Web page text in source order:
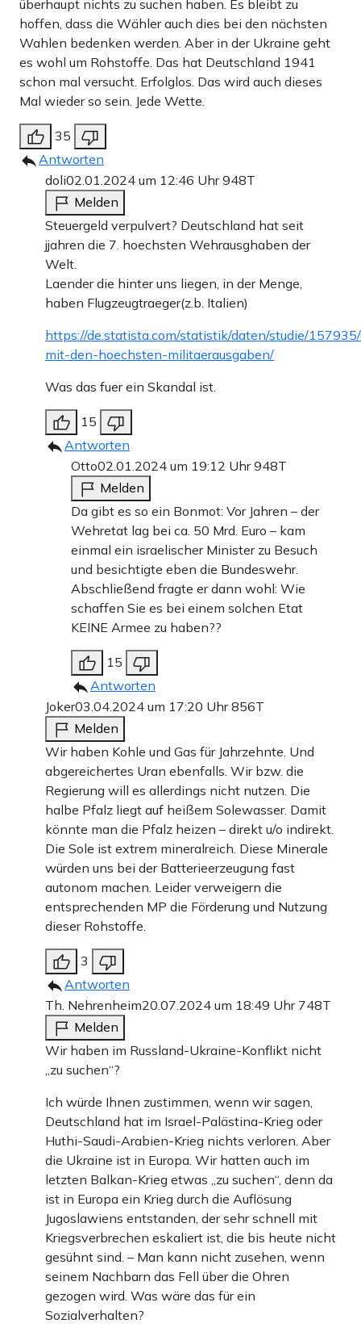
überhaupt nichts zu suchen haben. Es bleibt zu
hoffen, dass die Wähler auch dies bei den nächsten
Wahlen bedenken werden. Aber in der Ukraine geht
es wohl um Rohstoffe. Das hat Deutschland 1941
schon mal versucht. Erfolglos. Das wird auch dieses
Mal wieder so sein. Jede Wette.
35
Antworten
doli02.01.2024 um 12:46 Uhr948T
Melden
Steuergeld verpulvert? Deutschland hat seit
jjahren die 7. hoechsten Wehrausghaben der
Welt.
Laender die hinter uns liegen, in der Menge,
haben Flugzeugtraeger(z.b. Italien)
https://de.statista.com/statistik/daten/studie/
mit-den-hoechsten-militaerausgaben/
Was das fuer ein Skandal ist.
15
Antworten
Otto02.01.2024 um 19:12 Uhr948T
Melden
Da gibt es so ein Bonmot: Vor Jahren – der
Wehretat lag bei ca. 50 Mrd. Euro – kam
einmal ein israelischer Minister zu Besuch
und besichtigte eben die Bundeswehr.
Abschließend fragte er dann wohl: Wie
schaffen Sie es bei einem solchen Etat
KEINE Armee zu haben??
15
Antworten
Joker03.04.2024 um 17:20 Uhr856T
Melden
Wir haben Kohle und Gas für Jahrzehnte. Und
abgereichertes Uran ebenfalls. Wir bzw. die
Regierung will es allerdings nicht nutzen. Die
halbe Pfalz liegt auf heißem Solewasser. Damit
könnte man die Pfalz heizen – direkt u/o indirekt.
Die Sole ist extrem mineralreich. Diese Minerale
würden uns bei der Batterieerzeugung fast
autonom machen. Leider verweigern die
entsprechenden MP die Förderung und Nutzung
dieser Rohstoffe.
3
Antworten
Th. Nehrenheim20.07.2024 um 18:49 Uhr 748T
Melden
Wir haben im Russland-Ukraine-Konflikt nicht
„zu suchen“?
Ich würde Ihnen zustimmen, wenn wir sagen,
Deutschland hat im Israel-Palästina-Krieg oder
Huthi-Saudi-Arabien-Krieg nichts verloren. Aber
die Ukraine ist in Europa. Wir hatten auch im
letzten Balkan-Krieg etwas „zu suchen“, denn da
ist in Europa ein Krieg durch die Auflösung
Jugoslawiens entstanden, der sehr schnell mit
Kriegsverbrechen eskaliert ist, die bis heute nicht
gesühnt sind. – Man kann nicht zusehen, wenn
seinem Nachbarn das Fell über die Ohren
gezogen wird. Was wäre das für ein
Sozialverhalten?